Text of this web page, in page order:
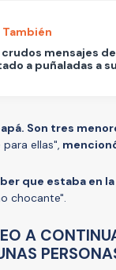
También
crudos mensajes
a puñaladas a
Son tres
ellas",
que estaba en
chocante".
A